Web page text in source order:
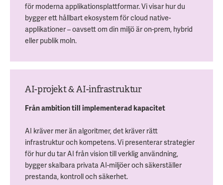
för moderna applikationsplattformar. Vi visar hur du
bygger ett hållbart ekosystem för cloud native-
applikationer – oavsett om din miljö är on-prem, hybrid
eller publik moln.
AI-projekt & AI-infrastruktur
Från ambition till implementerad kapacitet
AI kräver mer än algoritmer, det kräver rätt
infrastruktur och kompetens. Vi presenterar strategier
för hur du tar AI från vision till verklig användning,
bygger skalbara privata AI-miljöer och säkerställer
prestanda, kontroll och säkerhet.